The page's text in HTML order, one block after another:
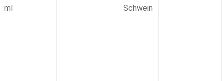
ml
Schwein